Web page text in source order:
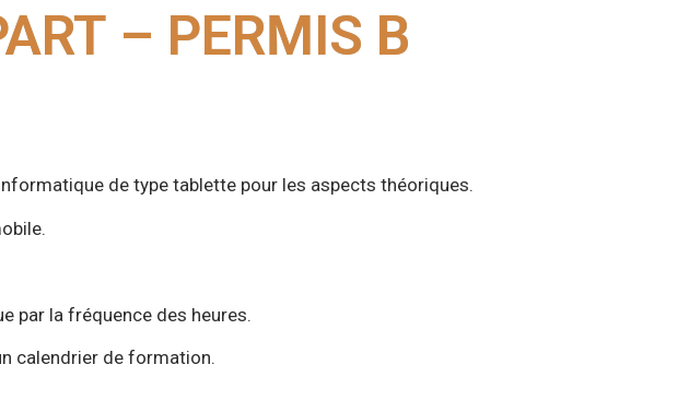
– PERMIS B
de type tablette pour les aspects théoriques.
par la fréquence des heures.
calendrier de formation.